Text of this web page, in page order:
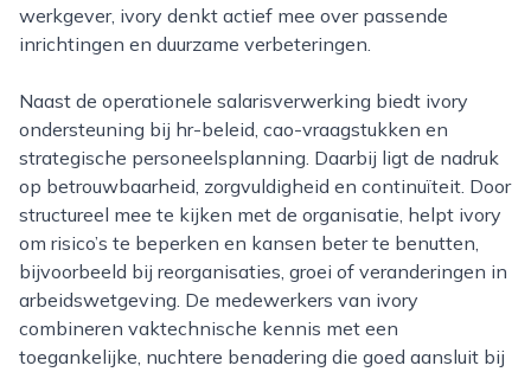
werkgever, ivory denkt actief mee over passende
inrichtingen en duurzame verbeteringen.
Naast de operationele salarisverwerking biedt ivory
ondersteuning bij hr-beleid, cao-vraagstukken en
strategische personeelsplanning. Daarbij ligt de nadruk
op betrouwbaarheid, zorgvuldigheid en continuïteit. Door
structureel mee te kijken met de organisatie, helpt ivory
om risico’s te beperken en kansen beter te benutten,
bijvoorbeeld bij reorganisaties, groei of veranderingen in
arbeidswetgeving. De medewerkers van ivory
combineren vaktechnische kennis met een
toegankelijke, nuchtere benadering die goed aansluit bij